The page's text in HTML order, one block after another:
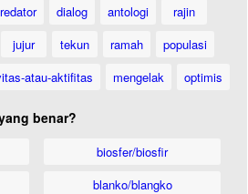
dialog antologi
rajin
jujur tekun ramah
populasi
atau-aktifitas mengelak optimis
benar?
biosfer/biosfir
blanko/blangko